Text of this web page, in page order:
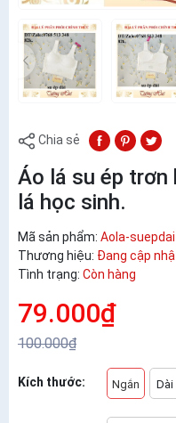
Chia sẻ
Áo lá su ép trơn
lá học sinh.
Mã sản phẩm: Aola-
Thương hiệu: Đang cập
Tình trạng: Còn hàng
79.000₫
100.000₫
Kích thước: Ngắn Dài